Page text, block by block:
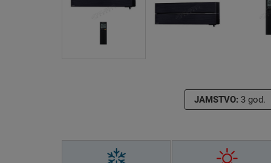
JAMSTVO: 3 god.